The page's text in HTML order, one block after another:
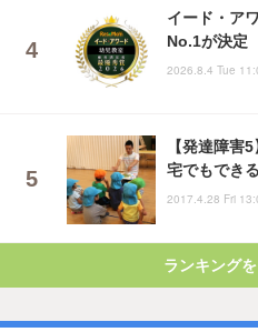
イード・ア
No.1が決定
2026.8.4 Tue
【発達障害
宅でもでき
2017.4.28 Fri
ランキング